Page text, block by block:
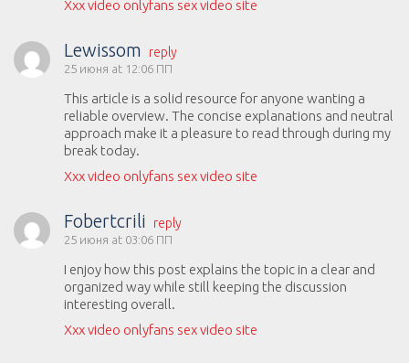
Xxx video onlyfans sex video site
Lewissom reply
25 июня at 12:06 ПП
This article is a solid resource for anyone wanting a
reliable overview. The concise explanations and neutral
approach make it a pleasure to read through during my
break today.
Xxx video onlyfans sex video site
Fobertcrili reply
25 июня at 03:06 ПП
I enjoy how this post explains the topic in a clear and
organized way while still keeping the discussion
interesting overall.
Xxx video onlyfans sex video site